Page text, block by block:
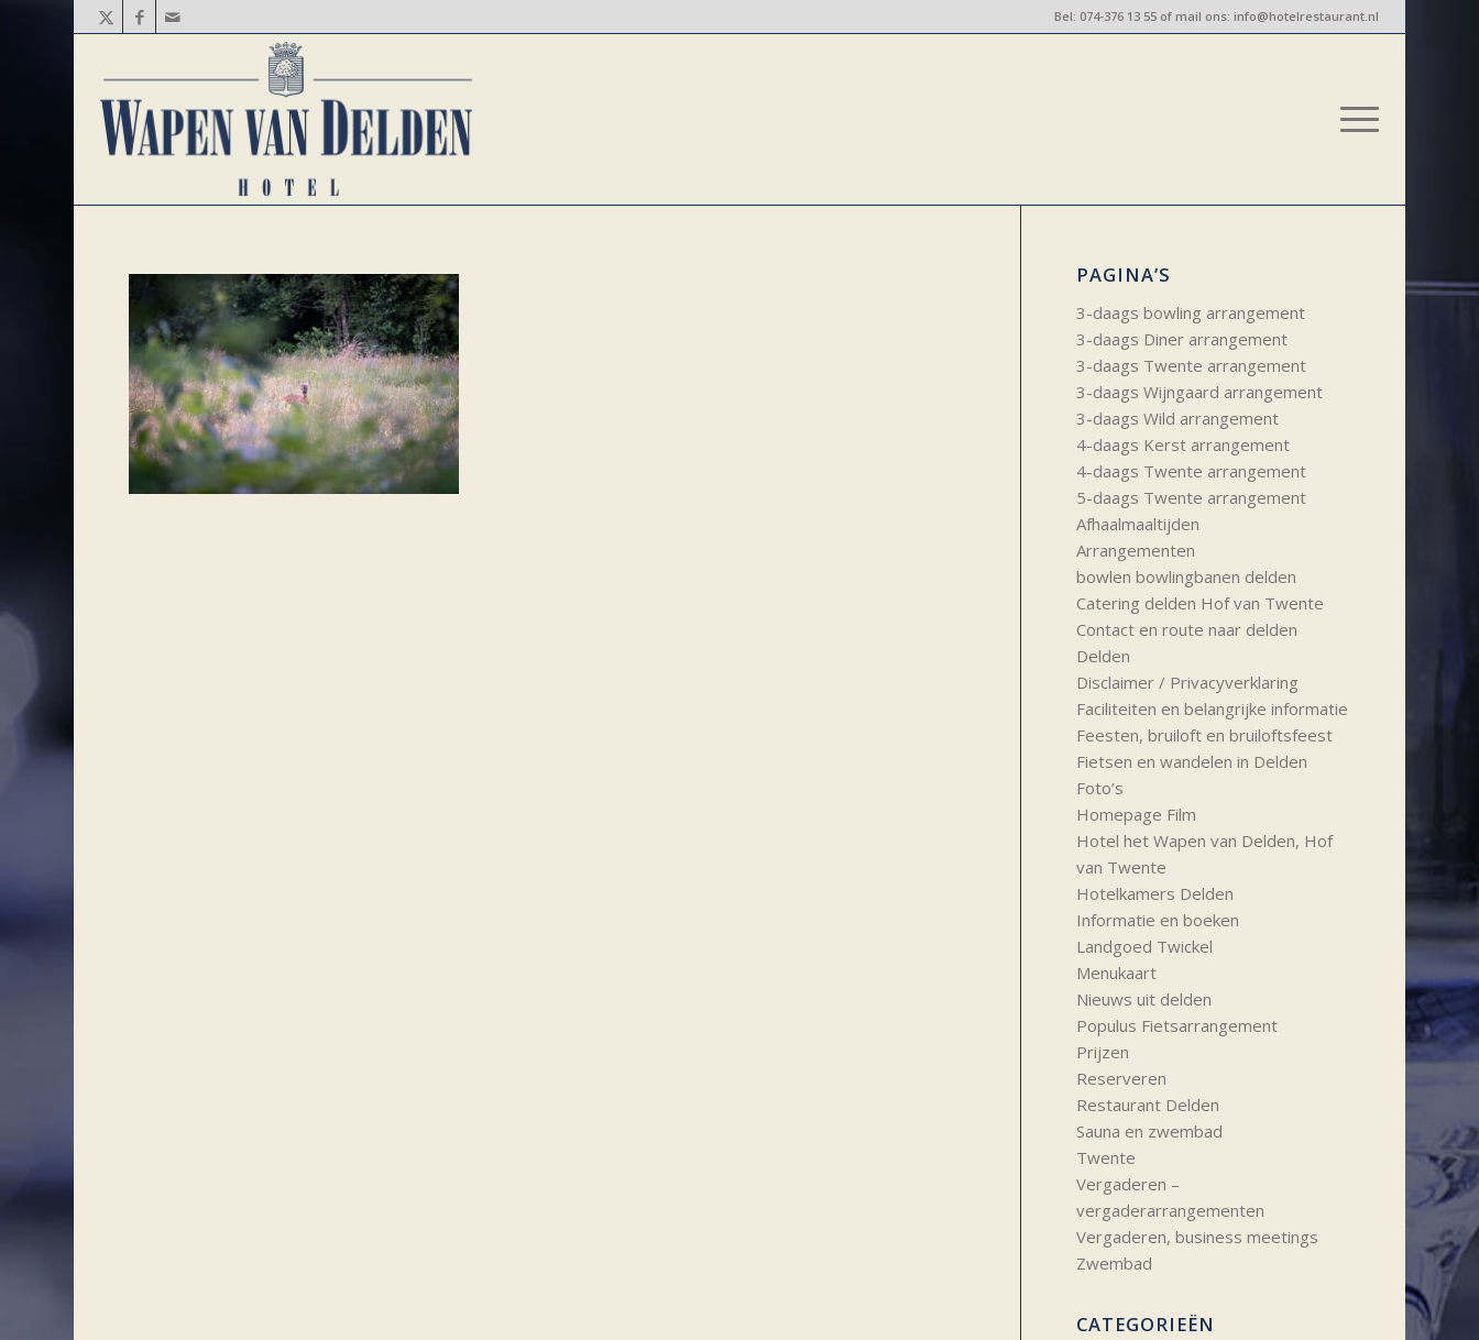
Bel: 074-376 13 55of mail ons: info@hotelrestaurant.nl
PAGINA’S
3-daags bowling arrangement
3-daags Diner arrangement
3-daags Twente arrangement
3-daags Wijngaard arrangement
3-daags Wild arrangement
4-daags Kerst arrangement
4-daags Twente arrangement
5-daags Twente arrangement
Afhaalmaaltijden
Arrangementen
bowlen bowlingbanen delden
Catering delden Hof van Twente
Contact en route naar delden
Delden
Disclaimer / Privacyverklaring
Faciliteiten en belangrijke informatie
Feesten, bruiloft en bruiloftsfeest
Fietsen en wandelen in Delden
Foto’s
Homepage Film
Hotel het Wapen van Delden, Hof
van Twente
Hotelkamers Delden
Informatie en boeken
Landgoed Twickel
Menukaart
Nieuws uit delden
Populus Fietsarrangement
Prijzen
Reserveren
Restaurant Delden
Sauna en zwembad
Twente
Vergaderen –
vergaderarrangementen
Vergaderen, business meetings
Zwembad
CATEGORIEËN